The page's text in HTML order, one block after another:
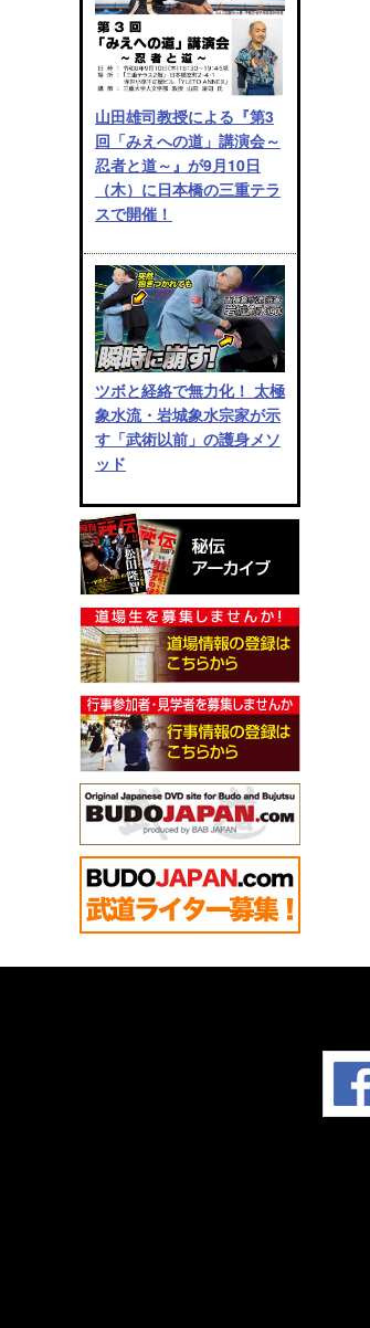
山田雄司教授による『第3
回「みえへの道」講演会～
忍者と道～』が9月10日
（木）に日本橋の三重テラ
スで開催！
ツボと経絡で無力化！ 太極
象水流・岩城象水宗家が示
す「武術以前」の護身メソ
ッド